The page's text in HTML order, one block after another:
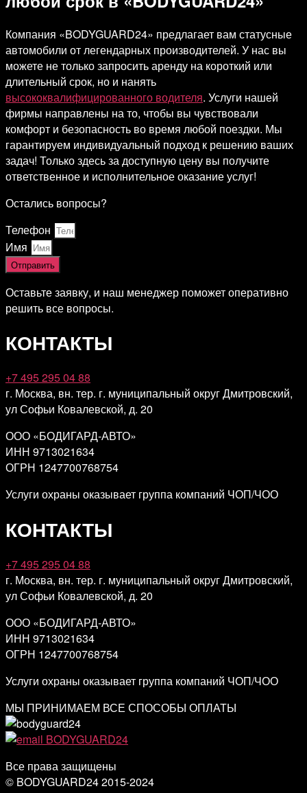
Компания «BODYGUARD24» предлагает вам статусные
автомобили от легендарных производителей. У нас вы
можете не только запросить аренду на короткий или
длительный срок, но и нанять
высококвалифицированного водителя. Услуги нашей
фирмы направлены на то, чтобы вы чувствовали
комфорт и безопасность во время любой поездки. Мы
гарантируем индивидуальный подход к решению ваших
задач! Только здесь за доступную цену вы получите
ответственное и исполнительное оказание услуг!
Остались вопросы?
Телефон
Имя
Отправить
Оставьте заявку, и наш менеджер поможет оперативно
решить все вопросы.
КОНТАКТЫ
+7 495 295 04 88
г. Москва, вн. тер. г. муниципальный округ Дмитровский,
ул Софьи Ковалевской, д. 20
ООО «БОДИГАРД-АВТО»
ИНН 9713021634
ОГРН 1247700768754
Услуги охраны оказывает группа компаний ЧОП/ЧОО
КОНТАКТЫ
+7 495 295 04 88
г. Москва, вн. тер. г. муниципальный округ Дмитровский,
ул Софьи Ковалевской, д. 20
ООО «БОДИГАРД-АВТО»
ИНН 9713021634
ОГРН 1247700768754
Услуги охраны оказывает группа компаний ЧОП/ЧОО
МЫ ПРИНИМАЕМ ВСЕ СПОСОБЫ ОПЛАТЫ
Все права защищены
© BODYGUARD24 2015-2024